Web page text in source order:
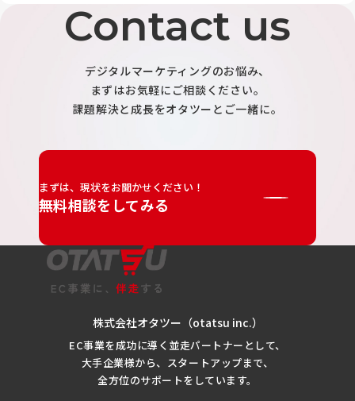
Contact us
デジタルマーケティングのお悩み、
まずはお気軽にご相談ください。
課題解決と成長をオタツーとご一緒に。
まずは、現状をお聞かせください！
無料相談をしてみる
株式会社オタツー（otatsu inc.）
EC事業を成功に導く並走パートナーとして、
大手企業様から、スタートアップまで、
全方位のサポートをしています。